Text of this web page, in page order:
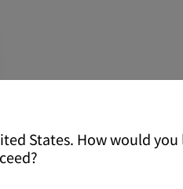
States. How would